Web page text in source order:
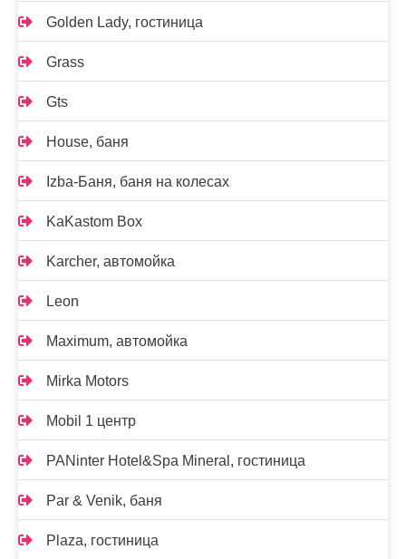
Golden Lady, гостиница
Grass
Gts
House, баня
Izba-Баня, баня на колесах
KaKastom Box
Karcher, автомойка
Leon
Maximum, автомойка
Mirka Motors
Mobil 1 центр
PANinter Hotel&Spa Mineral, гостиница
Par & Venik, баня
Plaza, гостиница